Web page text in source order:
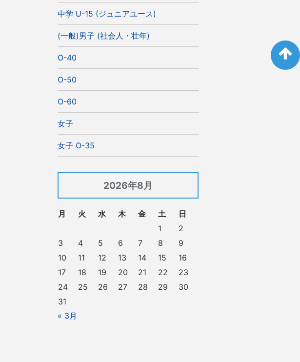
中学 U-15 (ジュニアユース)
(一般)男子 (社会人・壮年)
O-40
O-50
O-60
女子
女子 O-35
2026年8月
月 火 水 木 金 土
日
1
2
3
4 5 6 7 8
9
10
11 12 13 14 15
16
17
18 19 20 21 22
23
24
25 26 27 28 29
30
31
« 3月